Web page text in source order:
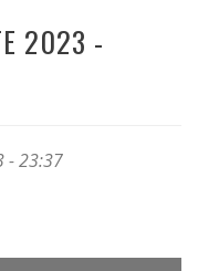
2023 -
- 23:37